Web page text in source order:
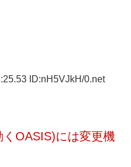
ID:nH5VJkH/0.net
OASIS)には変更機